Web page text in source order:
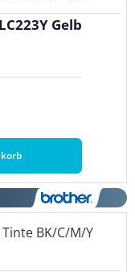
Gelb